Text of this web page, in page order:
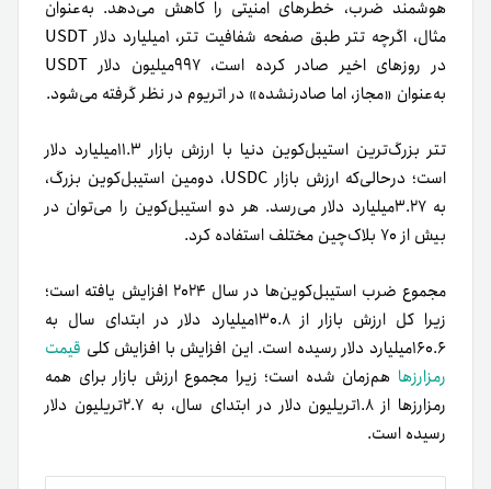
هوشمند ضرب، خطرهای امنیتی را کاهش می‌دهد. به‌عنوان
مثال، اگرچه تتر طبق صفحه شفافیت تتر، ۱میلیارد دلار USDT
در روزهای اخیر صادر کرده است، ۹۹۷میلیون دلار USDT
به‌عنوان «مجاز، اما صادر‌نشده» در اتریوم در نظر گرفته می‌شود.
تتر بزرگ‌ترین استیبل‌کوین دنیا با ارزش بازار ۱۱.۳میلیارد دلار
است؛ در‌حالی‌که ارزش بازار USDC، دومین استیبل‌کوین بزرگ،
به ۳.۲۷میلیارد دلار می‌رسد. هر دو استیبل‌کوین را می‌توان در
بیش از ۷۰ بلاک‌چین مختلف استفاده کرد.
مجموع ضرب استیبل‌کوین‌ها در سال ۲۰۲۴ افزایش یافته است؛
زیرا کل ارزش بازار از ۱۳۰.۸میلیارد دلار در ابتدای سال به
۱۶۰.۶میلیارد دلار رسیده است. این افزایش با افزایش کلی
قیمت
رمزارزها هم‌زمان شده است؛ زیرا مجموع ارزش بازار برای همه
رمزارزها از ۱.۸تریلیون دلار در ابتدای سال، به ۲.۷تریلیون دلار
رسیده است.